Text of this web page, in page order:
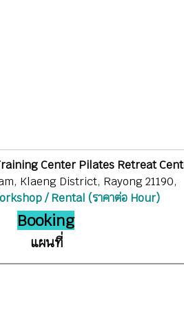
Center Pilates Retreat
Klaeng District, Rayong 21190,
/ Rental (ราคาต่อ Hour)
Booking
แผนที่